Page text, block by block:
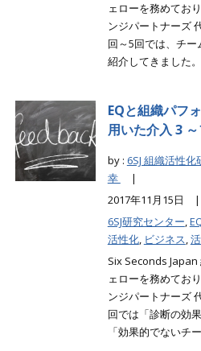
ェローを務めてお
ンジパートナーズ
回～5回では、チ
紹介してきました
EQと組織パフ
用いた介入 3
by : 6SJ 組織活性
幸
|
2017年11月15日
6SJ研究センター,
活性化, ビジネス,
Six Seconds
ェローを務めてお
ンジパートナーズ
回では「診断の効
「効果的でないチ